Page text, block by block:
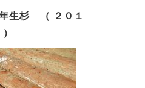
生杉 （ ２０１